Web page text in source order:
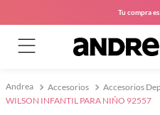
Tu compra es
Accesorios Accesorios
WILSON INFANTIL PARA NIÑO 92557